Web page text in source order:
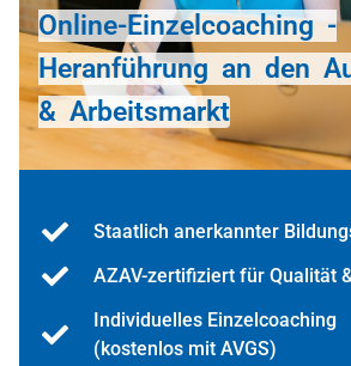
Online-Einzelcoaching -
Heranführung an den
& Arbeitsmarkt
Staatlich anerkannter
AZAV-zertifiziert für Qualität
Individuelles Einzelcoaching
(kostenlos mit AVGS)